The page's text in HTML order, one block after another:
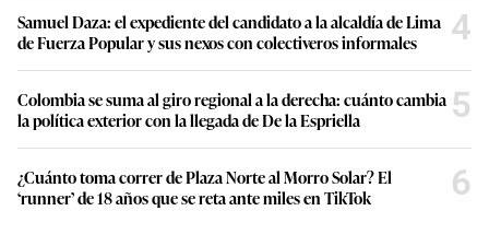
Samuel Daza: el expediente del candidato a la alcaldía de Lima
de Fuerza Popular y sus nexos con colectiveros informales
4
Colombia se suma al giro regional a la derecha: cuánto cambia
la política exterior con la llegada de De la Espriella
5
¿Cuánto toma correr de Plaza Norte al Morro Solar? El
‘runner’ de 18 años que se reta ante miles en TikTok
6